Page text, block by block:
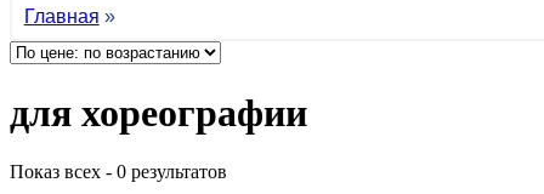
Главная »
для хореографии
Показ всех - 0 результатов